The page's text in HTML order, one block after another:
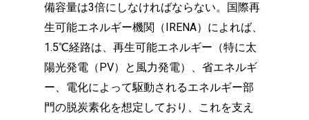
備容量は3倍にしなければならない。国際再
生可能エネルギー機関（IRENA）によれば、
1.5℃経路は、再生可能エネルギー（特に太
陽光発電（PV）と風力発電）、省エネルギ
ー、電化によって駆動されるエネルギー部
門の脱炭素化を想定しており、これを支え